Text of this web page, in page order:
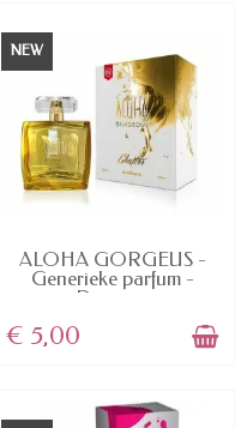
NEW
AVAILABLE
ALOHA GORGEUS -
Generieke parfum -
Dupe -...
€ 5,00